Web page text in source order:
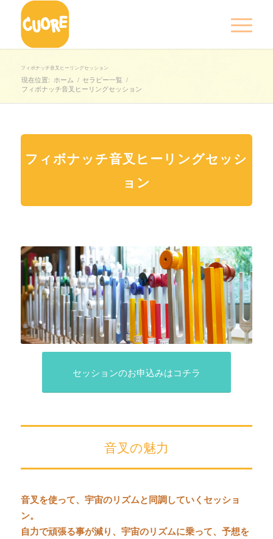
フィボナッチ音叉ヒーリングセッション
現在位置: ホーム / セラピー一覧 /
フィボナッチ音叉ヒーリングセッション
フィボナッチ音叉ヒーリングセッシ
ョン
セッションのお申込みはコチラ
音叉の魅力
音叉を使って、宇宙のリズムと同調していくセッショ
ン。
自力で頑張る事が減り、宇宙のリズムに乗って、予想を